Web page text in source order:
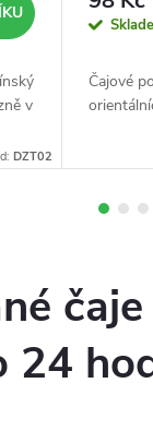
v
DZT02
Čajové
24